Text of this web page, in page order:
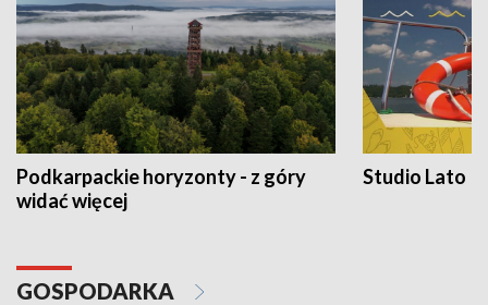
Podkarpackie horyzonty - z góry
widać więcej
Studio Lato
GOSPODARKA